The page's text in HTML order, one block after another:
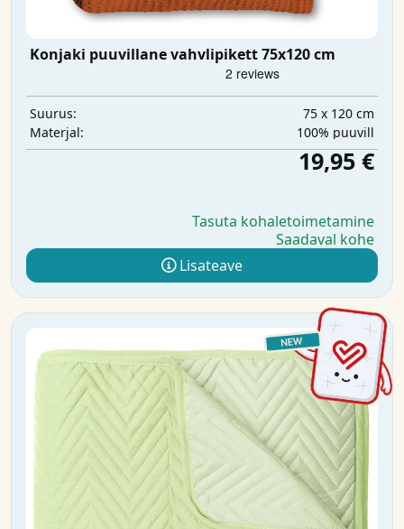
Konjaki puuvillane vahvlipikett 75x120 cm
Suurus:
75 x 120 cm
Materjal:
100% puuvill
19,95 €
Tasuta kohaletoimetamine
Saadaval kohe
Lisateave